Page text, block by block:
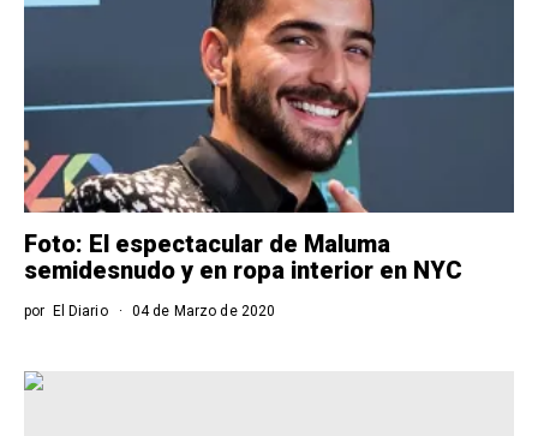
Foto: El espectacular de Maluma
semidesnudo y en ropa interior en NYC
por El Diario 04 de Marzo de 2020